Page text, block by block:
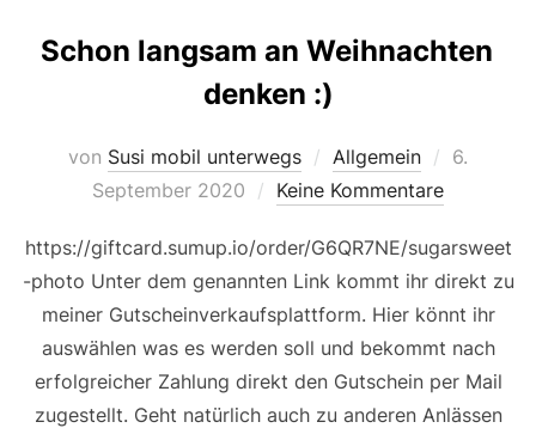
Schon langsam an Weihnachten
denken :)
von Susi mobil unterwegs Allgemein
6.
September 2020
Keine Kommentare
https://giftcard.sumup.io/order/G6QR7NE/sugarsweet
-photo Unter dem genannten Link kommt ihr direkt zu
meiner Gutscheinverkaufsplattform. Hier könnt ihr
auswählen was es werden soll und bekommt nach
erfolgreicher Zahlung direkt den Gutschein per Mail
zugestellt. Geht natürlich auch zu anderen Anlässen